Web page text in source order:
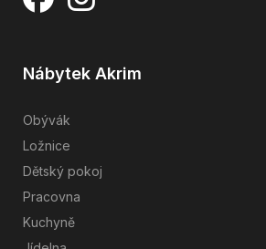
Nábytek Akrim
Obývák
Ložnice
Dětský pokoj
Pracovna
Kuchyně